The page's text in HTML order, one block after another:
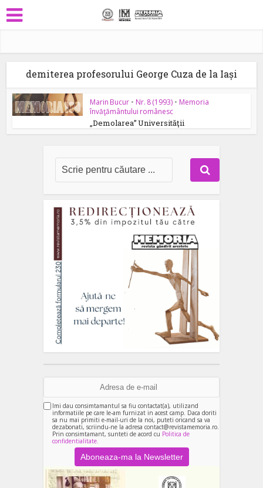
demiterea profesorului George Cuza de la Iași
Marin Bucur • Nr. 8 (1993) • Memoria
învăţământului românesc
„Demolarea” Universităţii
Imi dau consimtamantul sa fiu contactat(a), utilizand
informatiile pe care le-am furnizat in acest camp. Daca doriti
sa nu mai primiti e-mail-uri de la noi, puteti oricand sa va
dezabonati, scriindu-ne la adresa contact@revistamemoria.ro.
Prin consimtamant, sunteti de acord cu Politica de
confidentialitate.